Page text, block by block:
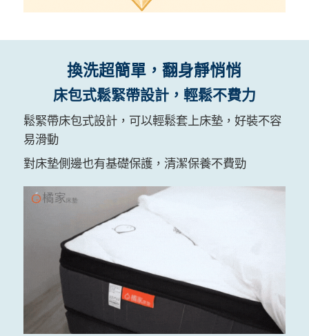
換洗超簡單，翻身靜悄悄
床包式鬆緊帶設計，輕鬆不費力
鬆緊帶床包式設計，可以輕鬆套上床墊，好裝不容
易滑動
對床墊側邊也有基礎保護，清潔保養不費勁